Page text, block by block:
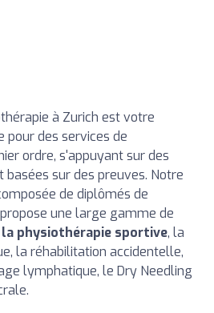
à Zurich est votre
pour des services de
ordre, s'appuyant sur des
sur des preuves. Notre
de diplômés de
une large gamme de
la physiothérapie sportive, la
la réhabilitation accidentelle,
lymphatique, le Dry Needling